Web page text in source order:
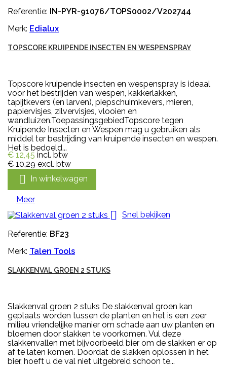
Referentie: IN-PYR-91076/TOPS0002/V202744
Merk: Edialux
TOPSCORE KRUIPENDE INSECTEN EN WESPENSPRAY
Topscore kruipende insecten en wespenspray is ideaal
voor het bestrijden van wespen, kakkerlakken,
tapijtkevers (en larven), piepschuimkevers, mieren,
papiervisjes, zilvervisjes, vlooien en
wandluizen.ToepassingsgebiedTopscore tegen
Kruipende Insecten en Wespen mag u gebruiken als
middel ter bestrijding van kruipende insecten en wespen.
Het is bedoeld...
€ 12,45 incl. btw
€ 10,29 excl. btw
 In winkelwagen
Meer

Snel bekijken
Referentie: BF23
Merk: Talen Tools
SLAKKENVAL GROEN 2 STUKS
Slakkenval groen 2 stuks De slakkenval groen kan
geplaats worden tussen de planten en het is een zeer
milieu vriendelijke manier om schade aan uw planten en
bloemen door slakken te voorkomen. Vul deze
slakkenvallen met bijvoorbeeld bier om de slakken er op
af te laten komen. Doordat de slakken oplossen in het
bier, hoeft u de val niet uitgebreid schoon te...